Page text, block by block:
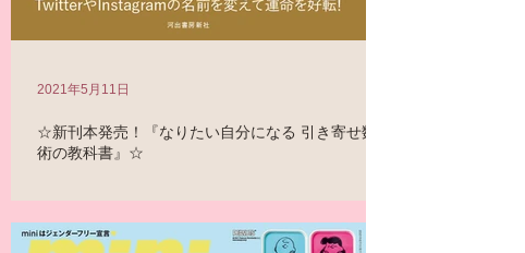
☆新刊本発売！『なりたい自分になる 引き寄せ数秘
術の教科書』☆
河出書房新社 (2021.5.15発売) （奥付の刊行日は5月29日、
実は私の誕生日なんです！） 「なりたい自分になる」ため
2021年5月11日